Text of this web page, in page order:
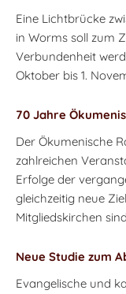
Eine Lichtbrücke
in Worms soll zum
Verbundenheit
Oktober bis 1.
70 Jahre
Der Ökumenische
zahlreichen
Erfolge der
gleichzeitig neue
Mitgliedskirchen
Neue Studie zum
Evangelische und